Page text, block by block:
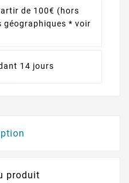
de 100€ (hors
géographiques * voir
14 jours
produit